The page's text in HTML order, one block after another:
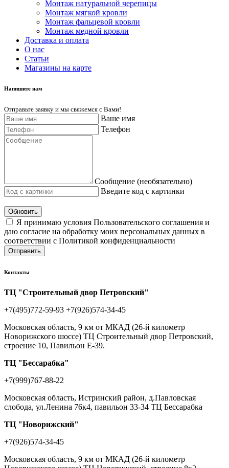
Монтаж натуральной черепицы
Монтаж мягкой кровли
Монтаж фальцевой кровли
Монтаж медной кровли
Доставка и оплата
О нас
Cтатьи
Магазины на карте
Напишите нам
Отправьте заявку и мы свяжемся с Вами!
Ваше имя
Телефон
Сообщение (необязательно)
Введите код с картинки
Обновить
Я принимаю условия Пользовательского соглашения и
даю согласие на обработку моих персональных данных в
соответствии с Политикой конфиденциальности
Отправить
Контакты
ТЦ "Строительный двор Петровский"
+7(495)772-59-93 +7(926)574-34-45
Московская область, 9 км от МКАД (26-й километр
Новорижского шоссе) ТЦ Строительный двор Петровский,
строение 10, Павильон Е-39.
ТЦ "Бессарабка"
+7(999)767-88-22
Московская область, Истринский район, д.Павловская
слобода, ул.Ленина 76к4, павильон 33-34 ТЦ Бессарабка
ТЦ "Новорижский"
+7(926)574-34-45
Московская область, 9 км от МКАД (26-й километр